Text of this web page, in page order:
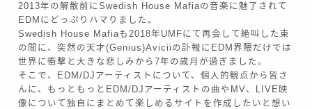
2013年の解散前にSwedish House Mafiaの音楽に魅了されて
EDMにどっぷりハマりました。
Swedish House Mafiaも2018年UMFにて再会して絶叫した束
の間に、突然の天才(Genius)Aviciiの訃報にEDM界隈だけでは
世界に衝撃と大きな悲しみから7年の歳月が過ぎました。
そこで、EDM/DJアーティストについて、個人的観点から皆さ
んに、もっともっとEDM/DJアーティストの曲やMV、LIVE映
像について独自にまとめて楽しめるサイトを作成したいと想い